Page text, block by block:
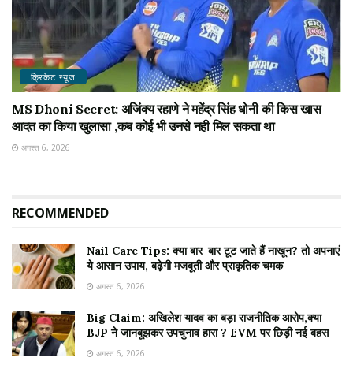
क्रिकेट न्यू़ज
MS Dhoni Secret: अजिंक्य रहाणे ने महेंद्र सिंह धोनी की किस खास
आदत का किया खुलासा ,कब कोई भी उनसे नही मिल सकता था
अगस्त 6, 2026
RECOMMENDED
Nail Care Tips: क्या बार-बार टूट जाते हैं नाखून? तो अपनाएं
ये आसान उपाय, बढ़ेगी मजबूती और प्राकृतिक चमक
अगस्त 6, 2026
Big Claim: अखिलेश यादव का बड़ा राजनीतिक आरोप,क्या
BJP ने जानबूझकर उपचुनाव हारा ? EVM पर छिड़ी नई बहस
अगस्त 6, 2026